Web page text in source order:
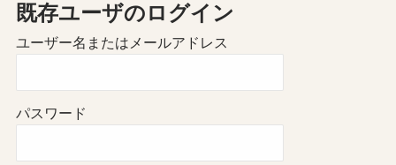
既存ユーザのログイン
ユーザー名またはメールアドレス
パスワード